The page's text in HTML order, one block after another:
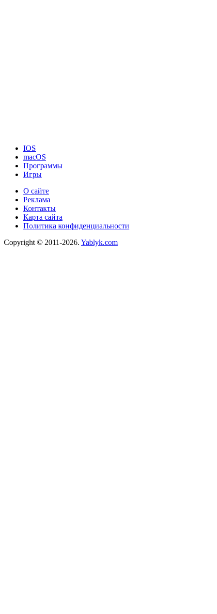
IOS
macOS
Программы
Игры
О сайте
Реклама
Контакты
Карта сайта
Политика конфиденциальности
Copyright © 2011-2026. Yablyk.сom